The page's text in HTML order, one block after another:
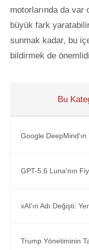
motorlarında da
büyük fark
sunmak kadar, bu
bildirmek de
Bu
Google
GPT-5.6 Luna'nın
xAI'ın Adı Değişti:
Trump Yönetiminin